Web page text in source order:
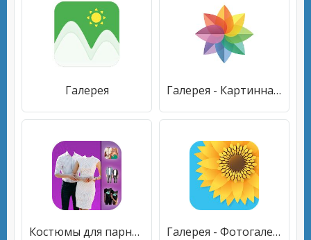
Галерея Галерея - Картинная Галерея, Фото Менеджер, Альбом
Костюмы для парных фотографий - традиционные Галерея - Фотогалерея и видео галерея